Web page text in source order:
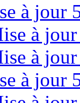
à jour
à
à
à jour